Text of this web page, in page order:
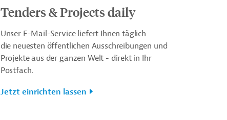
Tenders & Projects daily
Unser E-Mail-Service liefert Ihnen täglich
die neuesten öffentlichen Ausschreibungen und
Projekte aus der ganzen Welt - direkt in Ihr
Postfach.
Jetzt einrichten lassen